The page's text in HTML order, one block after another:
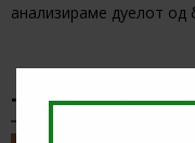
анализираме дуелот од
ТИКЕТ НА